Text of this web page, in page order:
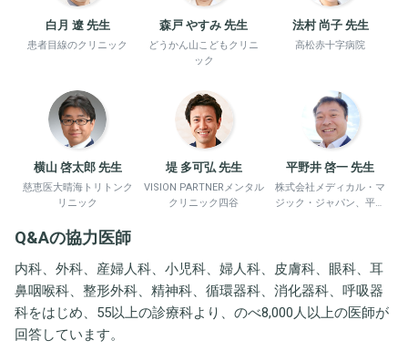
白月 遼 先生
患者目線のクリニック
森戸 やすみ 先生
どうかん山こどもクリニ
ック
法村 尚子 先生
高松赤十字病院
横山 啓太郎 先生
慈恵医大晴海トリトンク
リニック
堤 多可弘 先生
VISION PARTNERメンタル
クリニック四谷
平野井 啓一 先生
株式会社メディカル・マ
ジック・ジャパン、平野
Q&Aの協力医師
内科、外科、産婦人科、小児科、婦人科、皮膚科、眼科、耳
鼻咽喉科、整形外科、精神科、循環器科、消化器科、呼吸器
科をはじめ、55以上の診療科より、のべ8,000人以上の医師が
回答しています。